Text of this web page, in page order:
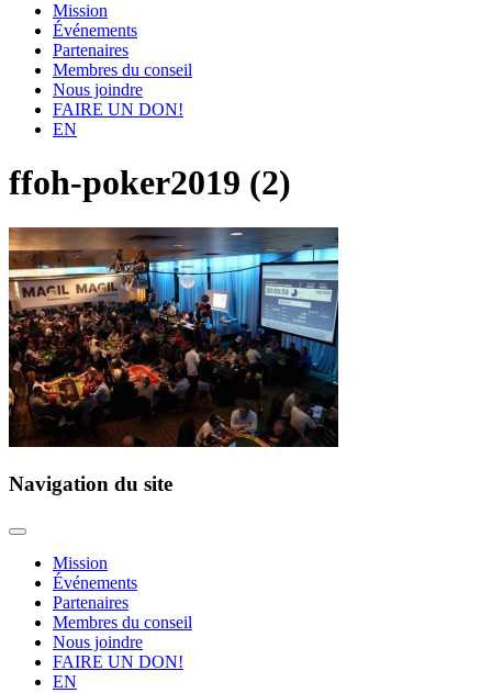
Mission
Événements
Partenaires
Membres du conseil
Nous joindre
FAIRE UN DON!
EN
ffoh-poker2019 (2)
Navigation du site
Mission
Événements
Partenaires
Membres du conseil
Nous joindre
FAIRE UN DON!
EN